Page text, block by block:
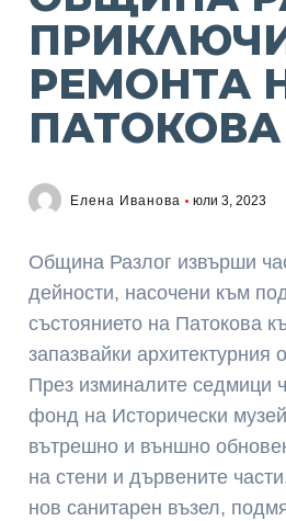
РЕМОНТА
Елена Иванова юли 3, 2023
Община Разлог извърши
дейности, насочени към
състоянието на Патокова
запазвайки архитектурния
През изминалите седмици
фонд на Исторически
вътрешно и външно
на стени и дървените
нов санитарен възел,